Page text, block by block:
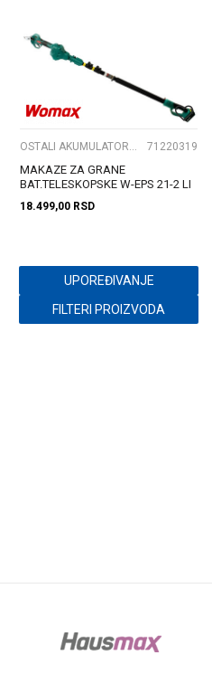
71220319
MAKAZE ZA GRANE
BAT.TELESKOPSKE W-EPS 21-2 LI
18.499,00 RSD
UPOREĐIVANJE
FILTERI PROIZVODA